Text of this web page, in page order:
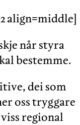
align=middle]
når styra
bestemme.
dei som
oss tryggare
regional